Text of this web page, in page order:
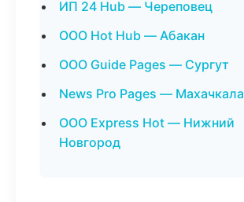
ИП 24 Hub — Череповец
ООО Hot Hub — Абакан
ООО Guide Pages — Сургут
News Pro Pages — Махачкала
ООО Express Hot — Нижний
Новгород